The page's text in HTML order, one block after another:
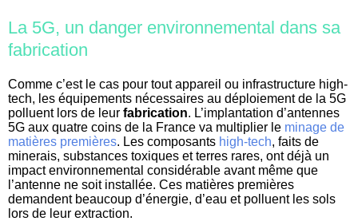
La 5G, un danger environnemental dans sa
fabrication
Comme c’est le cas pour tout appareil ou infrastructure high-
tech, les équipements nécessaires au déploiement de la 5G
polluent lors de leur fabrication. L’implantation d’antennes
5G aux quatre coins de la France va multiplier le minage de
matières premières. Les composants high-tech, faits de
minerais, substances toxiques et terres rares, ont déjà un
impact environnemental considérable avant même que
l’antenne ne soit installée. Ces matières premières
demandent beaucoup d’énergie, d’eau et polluent les sols
lors de leur extraction.